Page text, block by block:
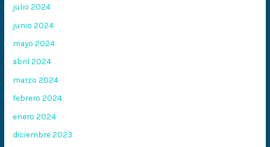
julio 2024
junio 2024
mayo 2024
abril 2024
marzo 2024
febrero 2024
enero 2024
diciembre 2023